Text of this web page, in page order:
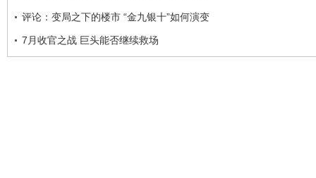
评论：变局之下的楼市 “金九银十”如何演变
7月收官之战 巨头能否继续救场